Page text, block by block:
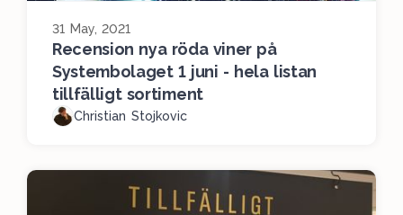
31 May, 2021
Recension nya röda viner på
Systembolaget 1 juni - hela listan
tillfälligt sortiment
Christian Stojkovic